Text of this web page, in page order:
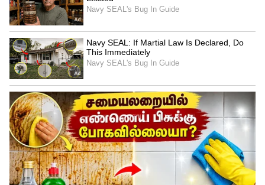
ஆயிரம் முதல் 20 ஆயிரம் ரூபாய் வரை
செலுத்த வேண்டிய நிலை வரும், மத்திய
அரசின் மீது பழி போட்டு இப்போது மின்
கட்டணம் ஏற்றப்பட்டுள்ளது, வீட்டில்
இரண்டு தளங்கள் இருந்தால் கீழ்
தளத்திற்கு தனி ஒரு இணைப்பும், மேல்
தளத்திற்கு தனி இணைப்பும் வழங்கப்பட்டு
வந்தது.